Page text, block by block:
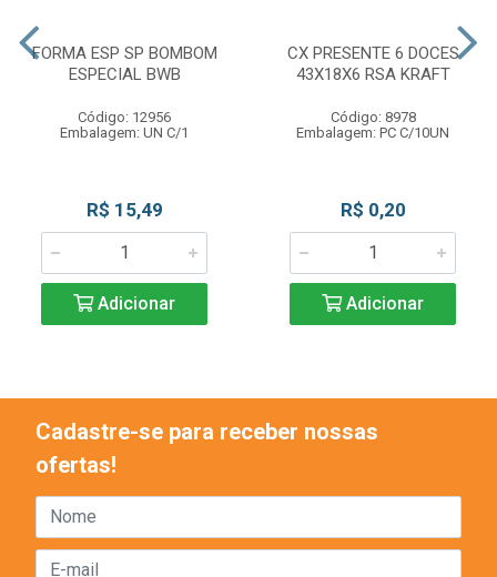
FORMA ESP SP BOMBOM
ESPECIAL BWB
Código: 12956
Embalagem: UN C/1
R$ 15,49
Adicionar
CX PRESENTE 6 DOCES
43X18X6 RSA KRAFT
Código: 8978
Embalagem: PC C/10UN
R$ 0,20
Adicionar
Cadastre-se para receber nossas
ofertas!